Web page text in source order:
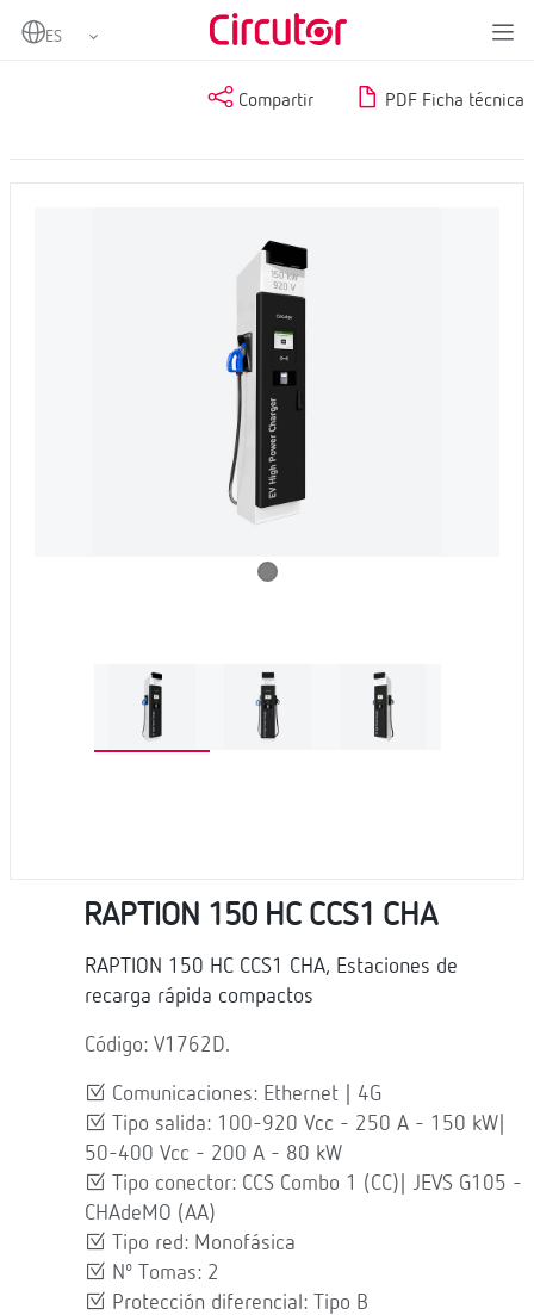
Home
Compartir PDF Ficha técnica
RAPTION 150 HC CCS1 CHA
RAPTION 150 HC CCS1 CHA, Estaciones de
recarga rápida compactos
Código: V1762D.
Comunicaciones: Ethernet | 4G
Tipo salida: 100-920 Vcc - 250 A - 150 kW|
50-400 Vcc - 200 A - 80 kW
Tipo conector: CCS Combo 1 (CC)| JEVS G105 -
CHAdeMO (AA)
Tipo red: Monofásica
Nº Tomas: 2
Protección diferencial: Tipo B